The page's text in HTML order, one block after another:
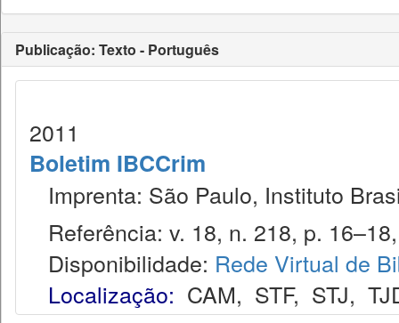
Publicação: Texto - Português
2011
Boletim IBCCrim
Imprenta: São Paulo, Instituto
Referência: v. 18, n. 218, p.
Disponibilidade: Rede Virtual de
Localização: CAM, STF, STJ,